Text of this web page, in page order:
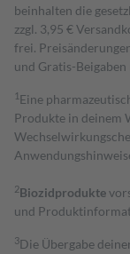
beinhalten die
zzgl. 3,95 €
frei.
und Gratis-
1 Eine
Produkte in deinem
2Biozidprodukte
und
3Die Übergabe